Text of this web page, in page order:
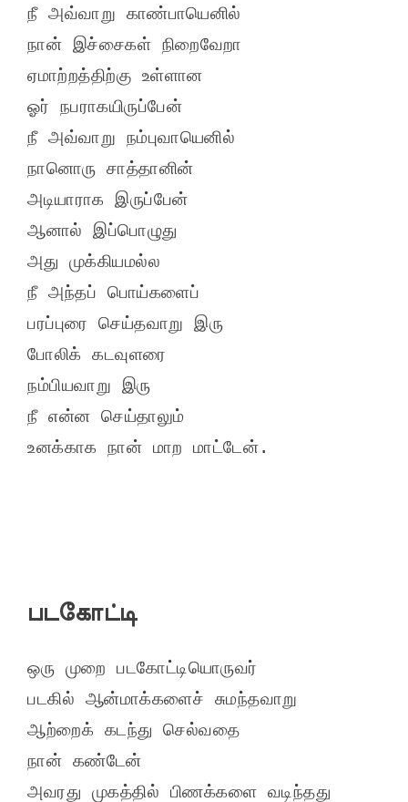
நீ அவ்வாறு காண்பாயெனில்
நான் இச்சைகள் நிறைவேறா
ஏமாற்றத்திற்கு உள்ளான
ஓர் நபராகயிருப்பேன்
நீ அவ்வாறு நம்புவாயெனில்
நானொரு சாத்தானின்
அடியாராக இருப்பேன்
ஆனால் இப்பொழுது
அது முக்கியமல்ல
நீ அந்தப் பொய்களைப்
பரப்புரை செய்தவாறு இரு
போலிக் கடவுளரை
நம்பியவாறு இரு
நீ என்ன செய்தாலும்
படகோட்டி
ஒரு முறை படகோட்டியொருவர்
படகில் ஆன்மாக்களைச் சுமந்தவாறு
ஆற்றைக் கடந்து செல்வதை
நான் கண்டேன்
அவரது முகத்தில் பிணக்களை வடிந்தது